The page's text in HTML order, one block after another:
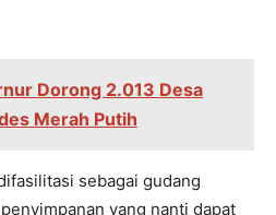
Dorong 2.013 Desa
Merah Putih
sebagai gudang
yang nanti dapat